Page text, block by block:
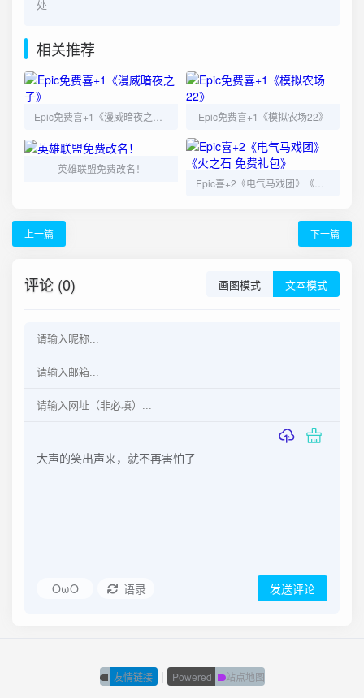
处
相关推荐
Epic免费喜+1《模拟农场22》
英雄联盟免费改名！
上一篇 下一篇
评论 (0) 画图模式 文本模式
OωO 语录 发送评论
友情链接 | Powered 站点地图